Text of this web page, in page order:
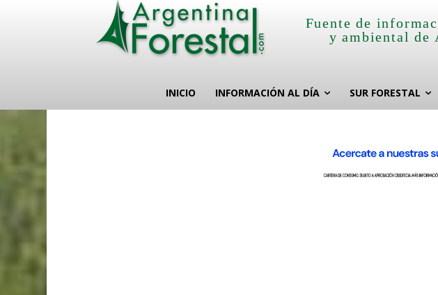
Fuente de
y ambiental de
INICIO INFORMACIÓN AL DÍA SUR FORESTAL